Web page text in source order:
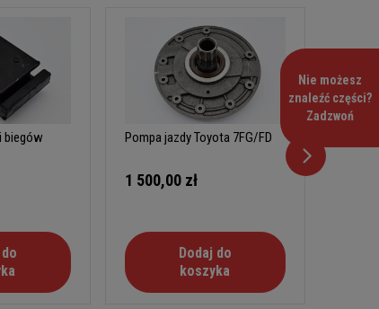
biegów
Pompa jazdy Toyota 7FG/FD
1 500,00 zł
Dodaj do
koszyka
Nie możesz
znaleźć części?
Zadzwoń